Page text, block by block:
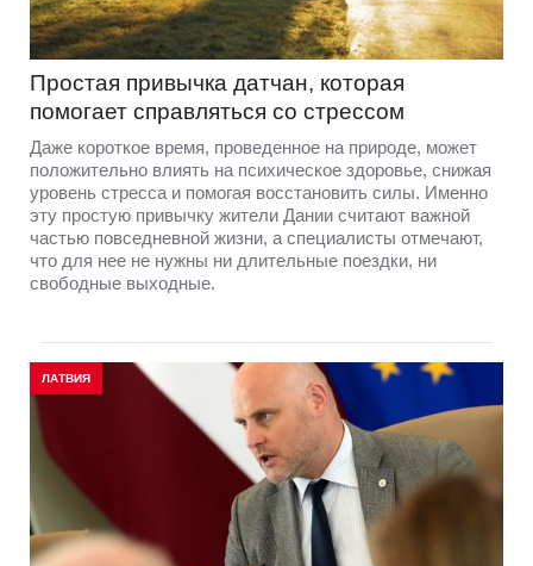
Простая привычка датчан, которая
помогает справляться со стрессом
Даже короткое время, проведенное на природе, может
положительно влиять на психическое здоровье, снижая
уровень стресса и помогая восстановить силы. Именно
эту простую привычку жители Дании считают важной
частью повседневной жизни, а специалисты отмечают,
что для нее не нужны ни длительные поездки, ни
свободные выходные.
ЛАТВИЯ